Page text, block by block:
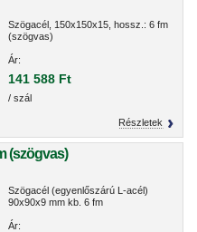
Szögacél, 150x150x15, hossz.: 6 fm
(szögvas)
Ár:
141 588 Ft
/ szál
Részletek
(szögvas)
Szögacél (egyenlőszárú L-acél)
90x90x9 mm kb. 6 fm
Ár: